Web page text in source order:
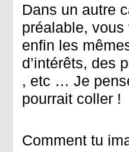
Dans un autre
préalable,
enfin les
d’intérêts, des
, etc … Je
pourrait coller !
Comment tu